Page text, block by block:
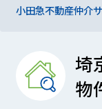
小田急不動産仲介サ
埼
物